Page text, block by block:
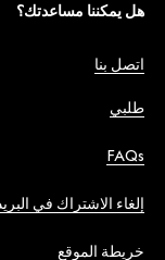
هل يمكننا مساعدتك؟
اتصل بنا
طلبي
FAQs
إلغاء الاشتراك في
خريطة الموقع